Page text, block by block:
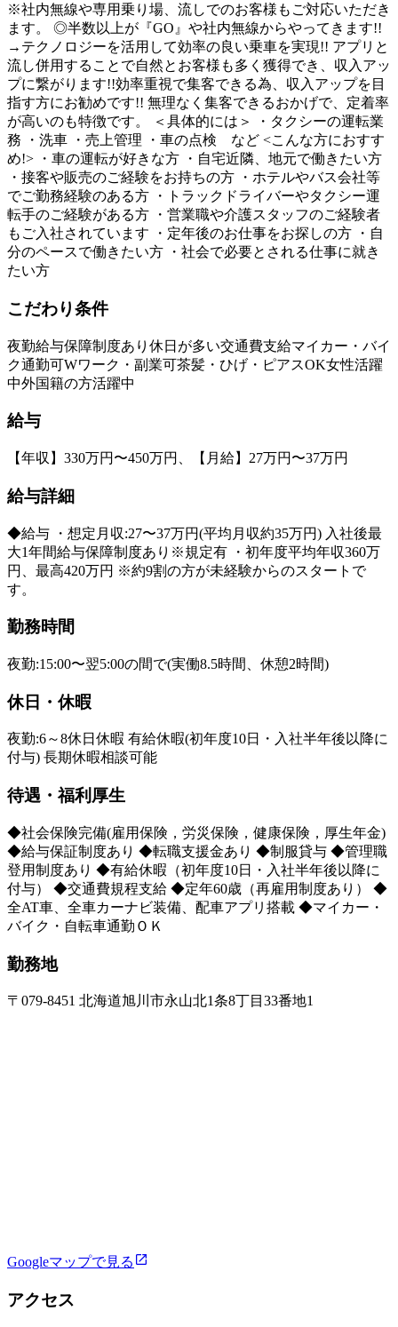
※社内無線や専用乗り場、流しでのお客様もご対応いただき
ます。 ◎半数以上が『GO』や社内無線からやってきます!!
→テクノロジーを活用して効率の良い乗車を実現!! アプリと
流し併用することで自然とお客様も多く獲得でき、収入アッ
プに繋がります!!効率重視で集客できる為、収入アップを目
指す方にお勧めです!! 無理なく集客できるおかげで、定着率
が高いのも特徴です。 ＜具体的には＞ ・タクシーの運転業
務 ・洗車 ・売上管理 ・車の点検 など <こんな方におすす
め!> ・車の運転が好きな方 ・自宅近隣、地元で働きたい方
・接客や販売のご経験をお持ちの方 ・ホテルやバス会社等
でご勤務経験のある方 ・トラックドライバーやタクシー運
転手のご経験がある方 ・営業職や介護スタッフのご経験者
もご入社されています ・定年後のお仕事をお探しの方 ・自
分のペースで働きたい方 ・社会で必要とされる仕事に就き
たい方
こだわり条件
夜勤給与保障制度あり 休日が多い交通費支給マイカー・バイ
ク通勤可Wワーク・副業可茶髪・ひげ・ピアスOK女性活躍
中外国籍の方活躍中
給与
【年収】330万円〜450万円、【月給】27万円〜37万円
給与詳細
◆給与 ・想定月収:27〜37万円(平均月収約35万円) 入社後最
大1年間給与保障制度あり※規定有 ・初年度平均年収360万
円、最高420万円 ※約9割の方が未経験からのスタートで
す。
勤務時間
夜勤:15:00〜翌5:00の間で(実働8.5時間、休憩2時間)
休日・休暇
夜勤:6～8休日休暇 有給休暇(初年度10日・入社半年後以降に
付与) 長期休暇相談可能
待遇・福利厚生
◆社会保険完備(雇用保険，労災保険，健康保険，厚生年金)
◆給与保証制度あり ◆転職支援金あり ◆制服貸与 ◆管理職
登用制度あり ◆有給休暇（初年度10日・入社半年後以降に
付与） ◆交通費規程支給 ◆定年60歳（再雇用制度あり） ◆
全AT車、全車カーナビ装備、配車アプリ搭載 ◆マイカー・
バイク・自転車通勤ＯＫ
勤務地
〒079-8451 北海道旭川市永山北1条8丁目33番地1
Googleマップで見る
アクセス